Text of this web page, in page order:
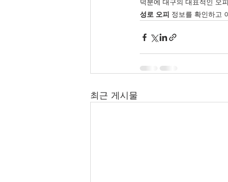
덕분에 대구의 대표적인 오
성로 오피 정보를 확인하고
최근 게시물